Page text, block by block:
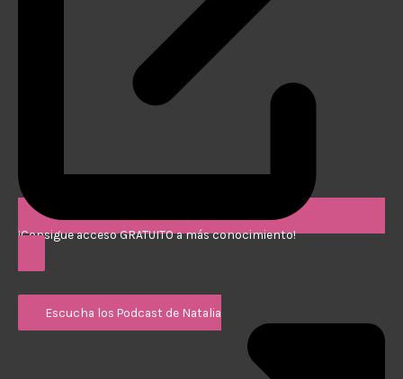
¡Consigue acceso GRATUITO a más conocimiento!
Escucha los Podcast de Natalia